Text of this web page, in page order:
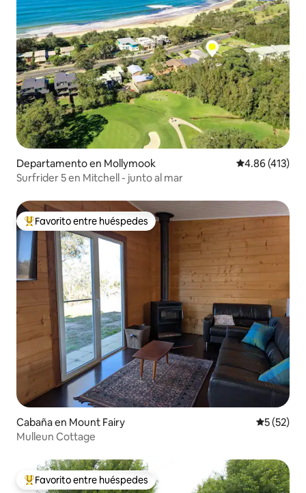
Departamento en Mollymook Calificación
4.86 (413)
Surfrider 5 en Mitchell - junto al mar
De los mejores en Favorito entre huéspedes
Favorito entre huéspedes
Cabaña en Mount Fairy
5 (52)
Mulleun Cottage
De los mejores en Favorito entre huéspedes
Favorito entre huéspedes